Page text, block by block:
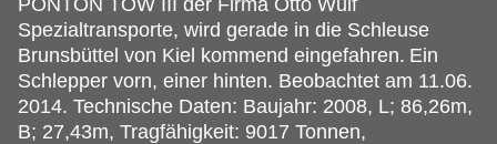
Spezialtransporte, wird gerade in die Schleuse
Brunsbüttel von Kiel kommend eingefahren. Ein
Schlepper vorn, einer hinten. Beobachtet am 11.06.
2014. Technische Daten: Baujahr: 2008, L; 86,26m,
B; 27,43m, Tragfähigkeit: 9017 Tonnen,